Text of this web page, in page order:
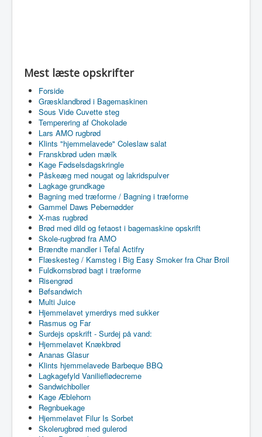
Mest læste opskrifter
Forside
Græsklandbrød i Bagemaskinen
Sous Vide Cuvette steg
Temperering af Chokolade
Lars AMO rugbrød
Klints "hjemmelavede" Coleslaw salat
Franskbrød uden mælk
Kage Fødselsdagskringle
Påskeæg med nougat og lakridspulver
Lagkage grundkage
Bagning med træforme / Bagning i træforme
Gammel Daws Pebernødder
X-mas rugbrød
Brød med dild og fetaost i bagemaskine opskrift
Skole-rugbrød fra AMO
Brændte mandler i Tefal Actifry
Flæskesteg / Kamsteg i Big Easy Smoker fra Char Broil
Fuldkornsbrød bagt i træforme
Risengrød
Bøfsandwich
Multi Juice
Hjemmelavet ymerdrys med sukker
Rasmus og Far
Surdejs opskrift - Surdej på vand:
Hjemmelavet Knækbrød
Ananas Glasur
Klints hjemmelavede Barbeque BBQ
Lagkagefyld Vanilieflødecreme
Sandwichboller
Kage Æblehorn
Regnbuekage
Hjemmelavet Filur Is Sorbet
Skolerugbrød med gulerod